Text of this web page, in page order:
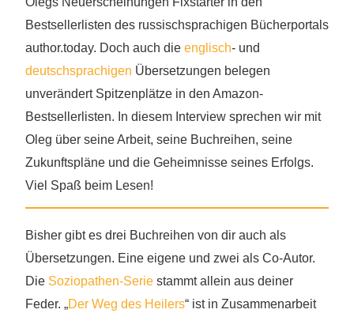
Bestsellerlisten des russischsprachigen Bücherportals
author.today. Doch auch die englisch- und
deutschsprachigen Übersetzungen belegen
unverändert Spitzenplätze in den Amazon-
Bestsellerlisten. In diesem Interview sprechen wir mit
Oleg über seine Arbeit, seine Buchreihen, seine
Zukunftspläne und die Geheimnisse seines Erfolgs.
Viel Spaß beim Lesen!
Bisher gibt es drei Buchreihen von dir auch als
Übersetzungen. Eine eigene und zwei als Co-Autor.
Die Soziopathen-Serie stammt allein aus deiner
Feder. „Der Weg des Heilers“ ist in Zusammenarbeit